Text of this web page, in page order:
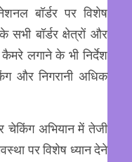
बॉर्डर पर विशेष
सभी बॉर्डर क्षेत्रों और
लगाने के भी निर्देश
और निगरानी अधिक
चेकिंग अभियान में तेजी
पर विशेष ध्यान देने